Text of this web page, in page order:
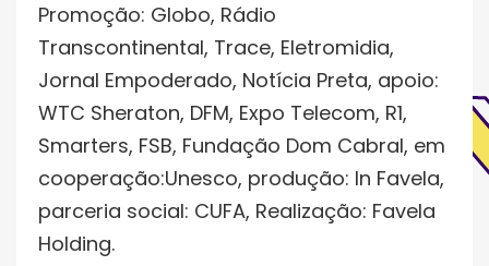
Promoção: Globo, Rádio
Transcontinental, Trace, Eletromidia,
Jornal Empoderado, Notícia Preta, apoio:
WTC Sheraton, DFM, Expo Telecom, R1,
Smarters, FSB, Fundação Dom Cabral, em
cooperação:Unesco, produção: In Favela,
parceria social: CUFA, Realização: Favela
Holding.